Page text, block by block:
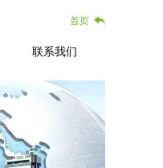
首页
联系我们